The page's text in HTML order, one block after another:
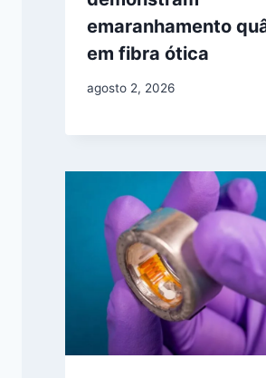
emaranhamento
em fibra ótica
agosto 2, 2026